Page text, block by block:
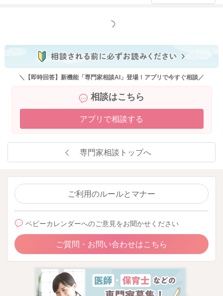
もっと見る
＼【即時回答】新機能「専門家相談AI」登場！アプリで今すぐ相談／
相談はこちら
アプリで相談する
専門家相談トップへ
ご利用のルールとマナー
ベビーカレンダーへのご意見をお聞かせください
ご質問・お問い合わせはこちら